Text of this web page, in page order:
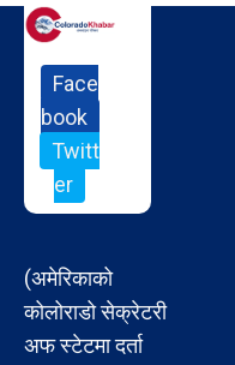
Face
book
Twitt
er
(अमेरिकाको
कोलोराडो सेक्रेटरी
अफ स्टेटमा दर्ता